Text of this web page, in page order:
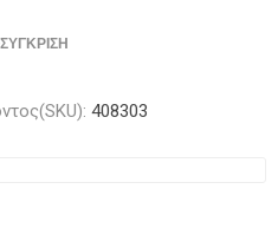
408303